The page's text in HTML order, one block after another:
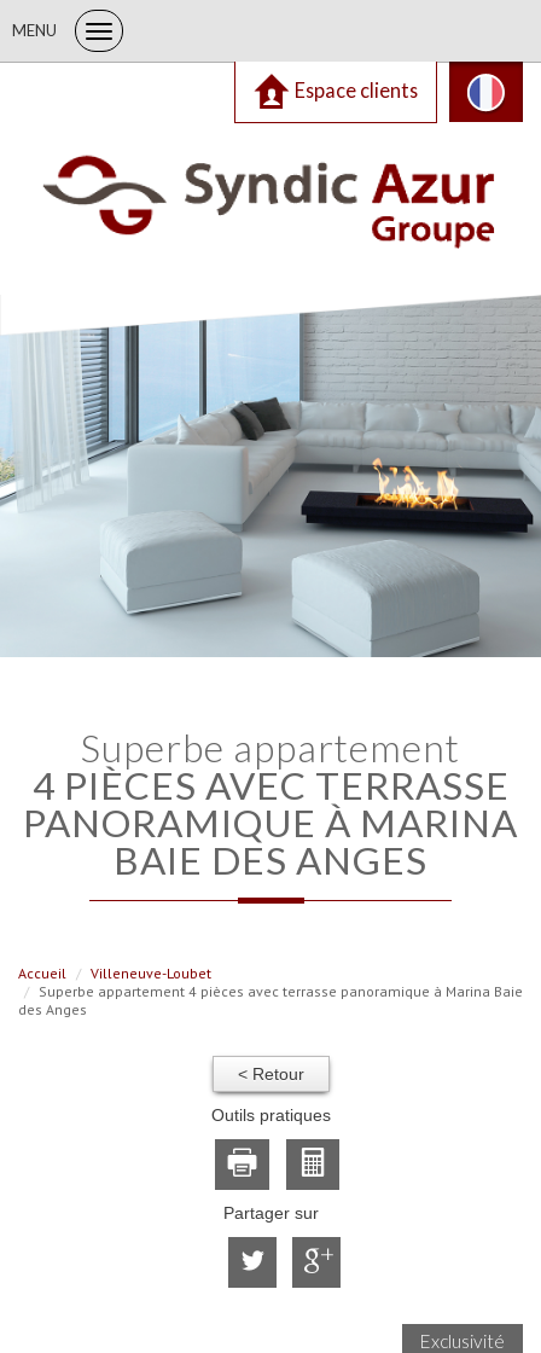
MENU
Espace clients
superbe appartement
4 PIÈCES AVEC TERRASSE
PANORAMIQUE À MARINA
BAIE DES ANGES
Accueil
Villeneuve-Loubet
Superbe appartement 4 pièces avec terrasse panoramique à Marina Baie
des Anges
< Retour
Outils pratiques
Partager sur
Exclusivité